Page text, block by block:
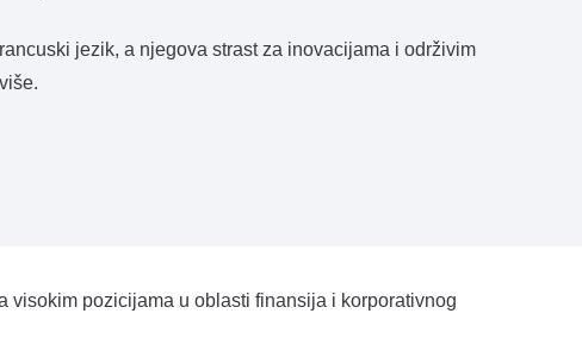
jezik, a njegova strast za inovacijama i održivim
visokim pozicijama u oblasti finansija i korporativnog